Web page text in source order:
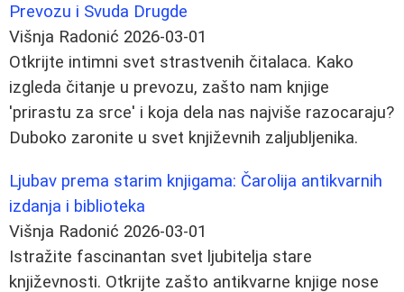
Prevozu i Svuda Drugde
Višnja Radonić 2026-03-01
Otkrijte intimni svet strastvenih čitalaca. Kako
izgleda čitanje u prevozu, zašto nam knjige
'prirastu za srce' i koja dela nas najviše razocaraju?
Duboko zaronite u svet književnih zaljubljenika.
Ljubav prema starim knjigama: Čarolija antikvarnih
izdanja i biblioteka
Višnja Radonić 2026-03-01
Istražite fascinantan svet ljubitelja stare
književnosti. Otkrijte zašto antikvarne knjige nose